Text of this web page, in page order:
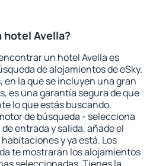
hotel Avella?
un hotel Avella es
de alojamientos de eSky.
en la que se incluyen una gran
es una garantía segura de que
lo que estás buscando.
de búsqueda - selecciona
entrada y salida, añade el
y ya está. Los
te mostrarán los alojamientos